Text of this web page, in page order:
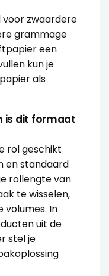
voor zwaardere
grammage
een
kun je
als
is dit formaat
rol geschikt
en standaard
rollengte van
te wisselen,
In
uit de
stel je